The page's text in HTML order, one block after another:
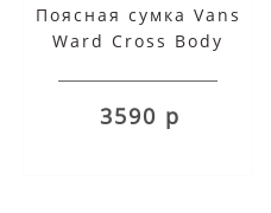
Поясная сумка Vans
Ward Cross Body
3590 р